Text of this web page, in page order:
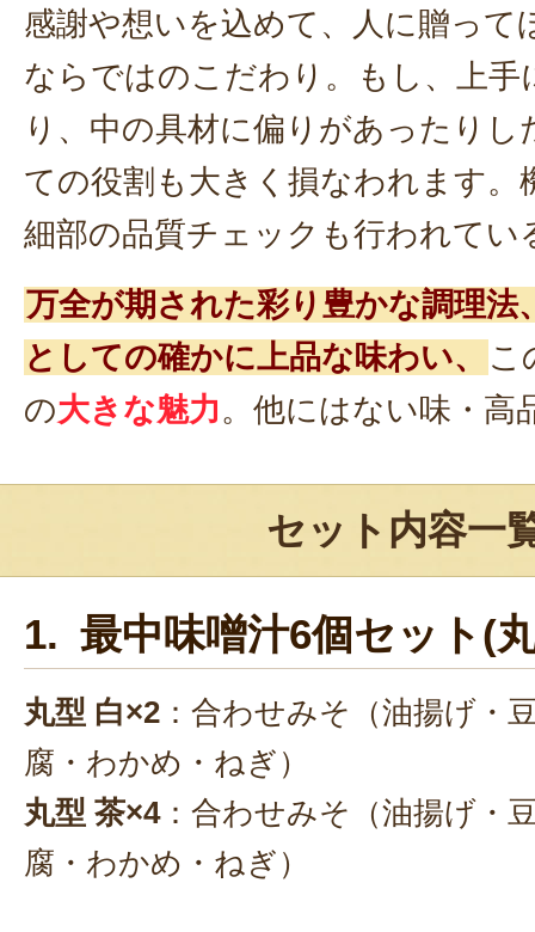
感謝や想いを込めて、人に贈って
ならではのこだわり。もし、上手
り、中の具材に偏りがあったりし
ての役割も大きく損なわれます。
細部の品質チェックも行われてい
万全が期された彩り豊かな調理法
としての確かに上品な味わい、
こ
の大きな魅力 。他にはない味・高
セット内容一
1. 最中味噌汁6個セット(
丸型 白×2 ：合わせみそ（油揚げ・
腐・わかめ・ねぎ）
丸型 茶×4：合わせみそ（油揚げ・
腐・わかめ・ねぎ）